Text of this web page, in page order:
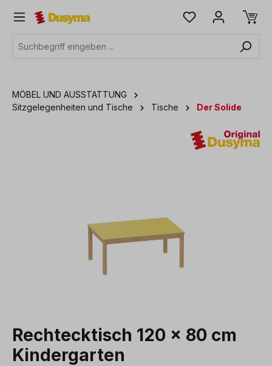
springen
MÖBEL UND AUSSTATTUNG
Sitzgelegenheiten und Tische
Tische Der Solide
Rechtecktisch 120 x 80 cm
Kindergarten